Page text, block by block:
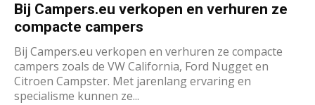
Bij Campers.eu verkopen en verhuren ze
compacte campers
Bij Campers.eu verkopen en verhuren ze compacte
campers zoals de VW California, Ford Nugget en
Citroen Campster. Met jarenlang ervaring en
specialisme kunnen ze...